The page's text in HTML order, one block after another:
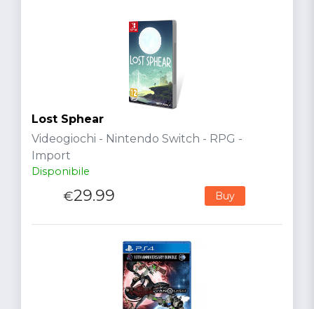
Lost Sphear
Videogiochi - Nintendo Switch - RPG -
Import
Disponibile
€29.99 Buy